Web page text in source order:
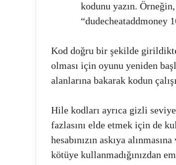
kodunu yazın.
“dudecheataddmoney
Kod doğru bir şekilde
olması için oyunu yeniden
alanlarına bakarak kodun
Hile kodları ayrıca gizli
fazlasını elde etmek için de
hesabınızın askıya
kötüye kullanmadığınızdan